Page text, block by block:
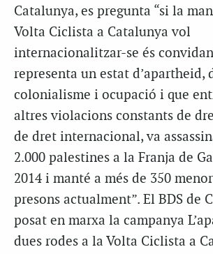
Catalunya, es pregunta “si la
Volta Ciclista a Catalunya vol
internacionalitzar-se és
representa un estat d’apartheid,
colonialisme i ocupació i que
altres violacions constants de
de dret internacional, va
2.000 palestines a la Franja de
2014 i manté a més de 350
presons actualment”. El BDS de
posat en marxa la campanya
dues rodes a la Volta Ciclista a